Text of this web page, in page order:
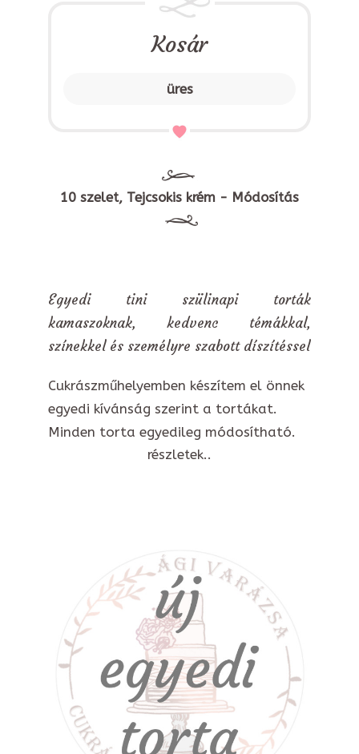
Kosár
üres
10 szelet, Tejcsokis krém - Módosítás
Egyedi tini szülinapi torták
kamaszoknak, kedvenc témákkal,
színekkel és személyre szabott díszítéssel
Cukrászműhelyemben készítem el önnek
egyedi kívánság szerint a tortákat.
Minden torta egyedileg módosítható.
részletek..